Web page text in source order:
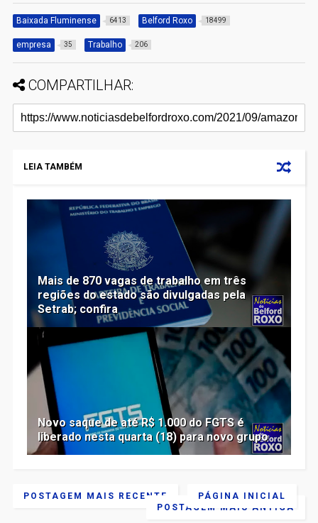
Baixada Fluminense 6413 Belford Roxo 18499
empresa 35 Trabalho 206
COMPARTILHAR:
LEIA TAMBÉM
Mais de 870 vagas de trabalho em três
regiões do estado são divulgadas pela
Setrab; confira
Novo saque de até R$ 1.000 do FGTS é
liberado nesta quarta (18) para novo grupo
POSTAGEM MAIS RECENTE
POSTAGEM MAIS ANTIGA
PÁGINA INICIAL